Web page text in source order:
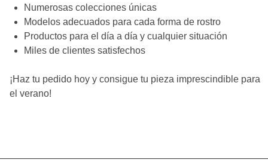
Numerosas colecciones únicas
Modelos adecuados para cada forma de rostro
Productos para el día a día y cualquier situación
Miles de clientes satisfechos
¡Haz tu pedido hoy y consigue tu pieza imprescindible para
el verano!